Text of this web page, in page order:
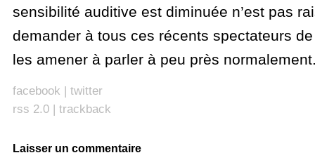
sensibilité auditive est diminuée n’est pas
demander à tous ces récents spectateurs
les amener à parler à peu près
facebook | twitter
rss 2.0| trackback
Laisser un commentaire